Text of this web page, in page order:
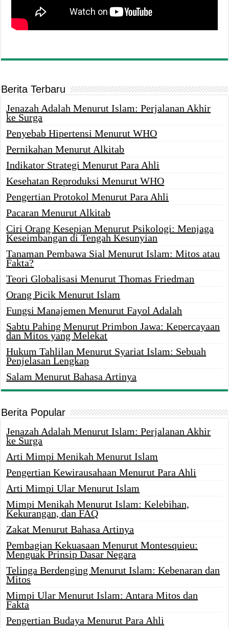
Berita Terbaru
Jenazah Adalah Menurut Islam: Perjalanan Akhir
ke Surga
Penyebab Hipertensi Menurut WHO
Pernikahan Menurut Alkitab
Indikator Strategi Menurut Para Ahli
Kesehatan Reproduksi Menurut WHO
Pengertian Protokol Menurut Para Ahli
Pacaran Menurut Alkitab
Ciri Orang Kesepian Menurut Psikologi: Menjaga
Keseimbangan di Tengah Kesunyian
Tanaman Pembawa Sial Menurut Islam: Mitos atau
Fakta?
Teori Globalisasi Menurut Thomas Friedman
Orang Picik Menurut Islam
Fungsi Manajemen Menurut Fayol Adalah
Sabtu Pahing Menurut Primbon Jawa: Kepercayaan
dan Mitos yang Melekat
Hukum Tahlilan Menurut Syariat Islam: Sebuah
Penjelasan Lengkap
Salam Menurut Bahasa Artinya
Berita Popular
Jenazah Adalah Menurut Islam: Perjalanan Akhir
ke Surga
Arti Mimpi Menikah Menurut Islam
Pengertian Kewirausahaan Menurut Para Ahli
Arti Mimpi Ular Menurut Islam
Mimpi Menikah Menurut Islam: Kelebihan,
Kekurangan, dan FAQ
Zakat Menurut Bahasa Artinya
Pembagian Kekuasaan Menurut Montesquieu:
Menguak Prinsip Dasar Negara
Telinga Berdenging Menurut Islam: Kebenaran dan
Mitos
Mimpi Ular Menurut Islam: Antara Mitos dan
Fakta
Pengertian Budaya Menurut Para Ahli